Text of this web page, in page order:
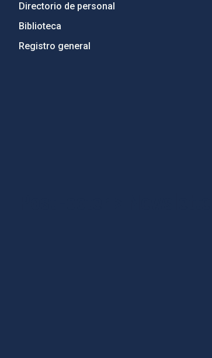
Directorio de personal
Biblioteca
Registro general